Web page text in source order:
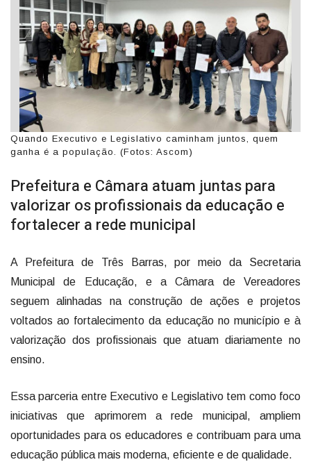
Quando Executivo e Legislativo caminham juntos, quem
ganha é a população. (Fotos: Ascom)
Prefeitura e Câmara atuam juntas para
valorizar os profissionais da educação e
fortalecer a rede municipal
A Prefeitura de Três Barras, por meio da Secretaria
Municipal de Educação, e a Câmara de Vereadores
seguem alinhadas na construção de ações e projetos
voltados ao fortalecimento da educação no município e à
valorização dos profissionais que atuam diariamente no
ensino.
Essa parceria entre Executivo e Legislativo tem como foco
iniciativas que aprimorem a rede municipal, ampliem
oportunidades para os educadores e contribuam para uma
educação pública mais moderna, eficiente e de qualidade.